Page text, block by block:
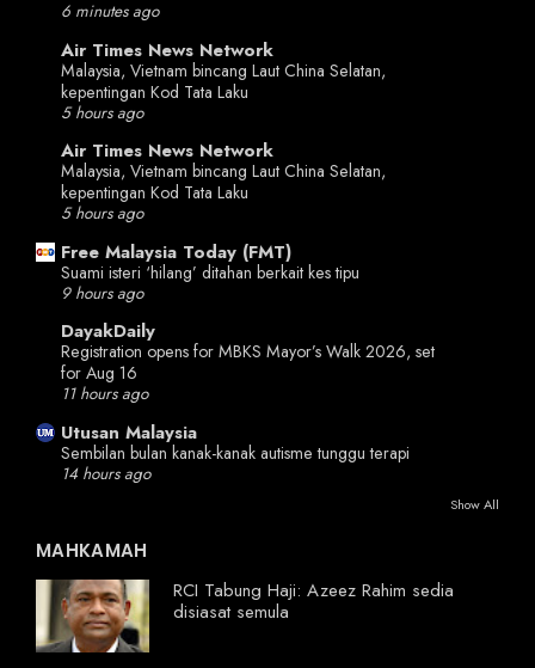
6 minutes ago
Air Times News Network
Malaysia, Vietnam bincang Laut China Selatan,
kepentingan Kod Tata Laku
5 hours ago
Air Times News Network
Malaysia, Vietnam bincang Laut China Selatan,
kepentingan Kod Tata Laku
5 hours ago
Free Malaysia Today (FMT)
Suami isteri ‘hilang’ ditahan berkait kes tipu
9 hours ago
DayakDaily
Registration opens for MBKS Mayor’s Walk 2026, set
for Aug 16
11 hours ago
Utusan Malaysia
Sembilan bulan kanak-kanak autisme tunggu terapi
14 hours ago
Show All
MAHKAMAH
RCI Tabung Haji: Azeez Rahim sedia
disiasat semula